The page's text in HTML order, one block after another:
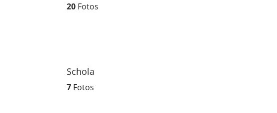
20 Fotos
Schola
7 Fotos